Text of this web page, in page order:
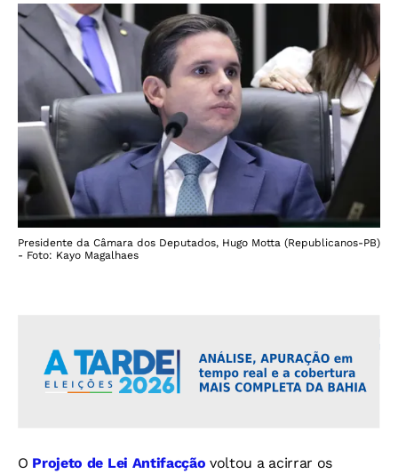
Presidente da Câmara dos Deputados, Hugo Motta (Republicanos-PB)
- Foto: Kayo Magalhaes
O Projeto de Lei Antifacção voltou a acirrar os